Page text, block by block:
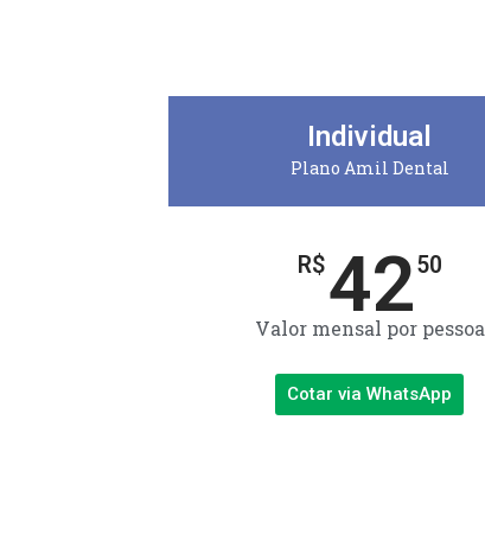
Individual
Plano Amil Dental
R$4250
Valor mensal por pessoa
Cotar via WhatsApp